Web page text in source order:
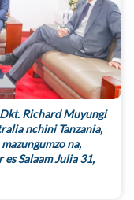
Richard Muyungi
nchini Tanzania,
na,
Salaam Julia 31,